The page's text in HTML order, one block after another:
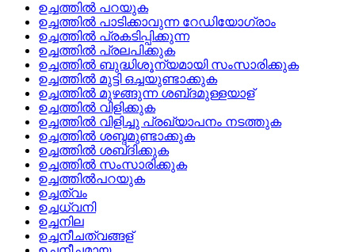
ഉച്ചത്തില്‍ പറയുക
ഉച്ചത്തില്‍ പാടിക്കാവുന്ന റേഡിയോഗ്രാം
ഉച്ചത്തില്‍ പ്രകടിപ്പിക്കുന്ന
ഉച്ചത്തില്‍ പ്രലപിക്കുക
ഉച്ചത്തില്‍ ബുദ്ധിശൂന്യമായി സംസാരിക്കുക
ഉച്ചത്തില്‍ മുട്ടി ഒച്ചയുണ്ടാക്കുക
ഉച്ചത്തില്‍ മുഴങ്ങുന്ന ശബ്‌ദമുള്ളയാള്
ഉച്ചത്തില്‍ വിളിക്കുക
ഉച്ചത്തില്‍ വിളിച്ചു പ്രഖ്യാപനം നടത്തുക
ഉച്ചത്തില്‍ ശബ്ദമുണ്ടാക്കുക
ഉച്ചത്തില്‍ ശബ്‌ദിക്കുക
ഉച്ചത്തില്‍ സംസാരിക്കുക
ഉച്ചത്തില്‍പറയുക
ഉച്ചത്വം
ഉച്ചധ്വനി
ഉച്ചനില
ഉച്ചനീചത്വങ്ങള്